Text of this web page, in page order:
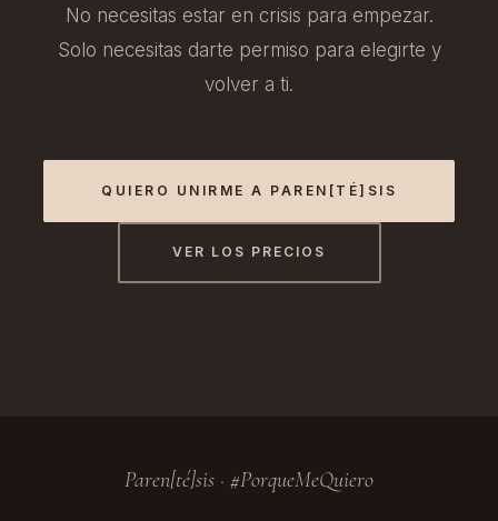
No necesitas estar en crisis para empezar.
Solo necesitas darte permiso para elegirte y
volver a ti.
QUIERO UNIRME A PAREN[TÉ]SIS
VER LOS PRECIOS
Paren[té]sis · #PorqueMeQuiero